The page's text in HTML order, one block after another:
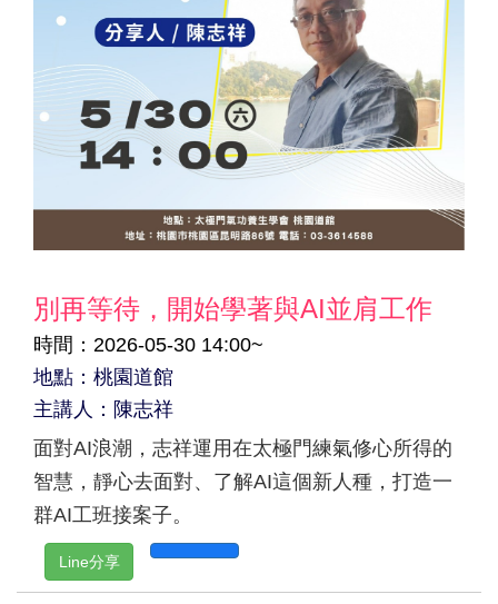
別再等待，開始學著與AI並肩工作
時間：2026-05-30 14:00~
地點：桃園道館
主講人：陳志祥
面對AI浪潮，志祥運用在太極門練氣修心所得的
智慧，靜心去面對、了解AI這個新人種，打造一
群AI工班接案子。
Line分享